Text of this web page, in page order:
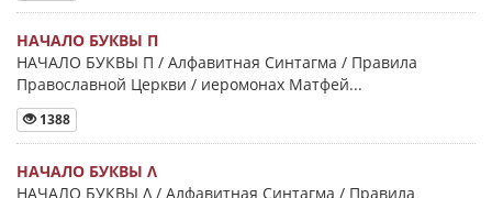
НАЧАЛО БУКВЫ Π
НАЧАЛО БУКВЫ Π / Алфавитная Синтагма / Правила
Православной Церкви / иеромонах Матфей...
1388
НАЧАЛО БУКВЫ Λ
НАЧАЛО БУКВЫ Λ / Алфавитная Синтагма / Правила